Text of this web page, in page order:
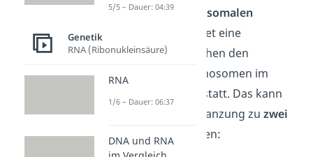
Bei derinterchromosomalen
Rekombination
findet eine
Neuverteilung zwischen den
vollständigen Chromosomen im
Chromosomensatz statt. Das kann
während der Fortpflanzung zuzwei
Zeitpunkten passieren:
5/5 – Dauer: 04:39
Genetik
RNA (Ribonukleinsäure)
RNA
1/6 – Dauer: 06:37
DNA und RNA